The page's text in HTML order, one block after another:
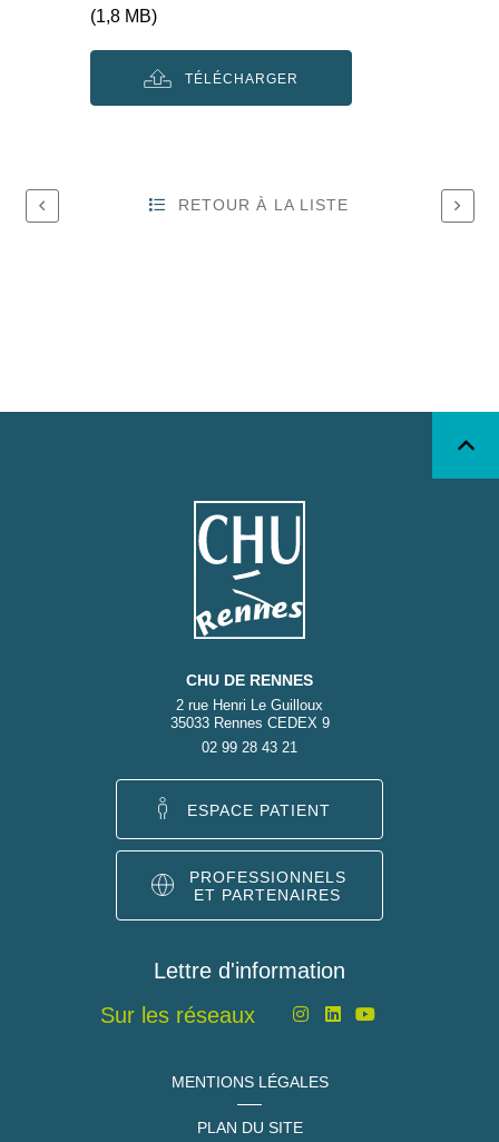
(1,8 MB)
TÉLÉCHARGER
RETOUR À LA LISTE
CHU DE RENNES
2 rue Henri Le Guilloux
35033 Rennes CEDEX 9
02 99 28 43 21
ESPACE PATIENT
PROFESSIONNELS
ET PARTENAIRES
Lettre d'information
Sur les réseaux
MENTIONS LÉGALES
PLAN DU SITE